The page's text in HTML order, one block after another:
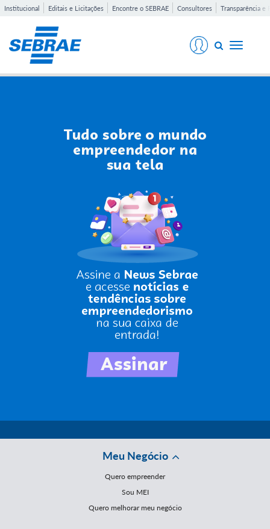
Institucional Editais e Licitações Encontre o SEBRAE Consultores Transparência e
Toggle
Meu Negócio
Quero empreender
Sou MEI
Quero melhorar meu negócio